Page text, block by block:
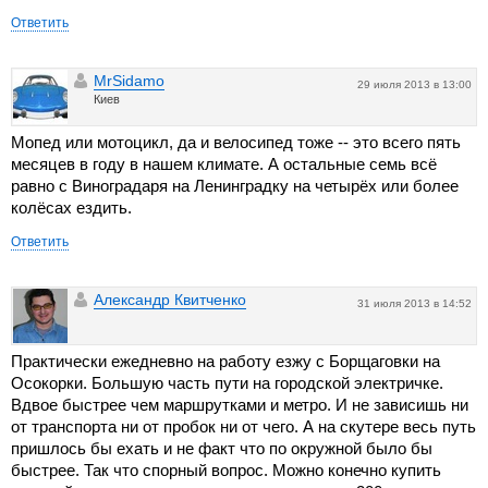
Ответить
29 июля 2013 в 13:00
MrSidamo
Киев
Мопед или мотоцикл, да и велосипед тоже -- это всего пять
месяцев в году в нашем климате. А остальные семь всё
равно с Виноградаря на Ленинградку на четырёх или более
колёсах ездить.
Ответить
31 июля 2013 в 14:52
Александр Квитченко
Практически ежедневно на работу езжу с Борщаговки на
Осокорки. Большую часть пути на городской электричке.
Вдвое быстрее чем маршрутками и метро. И не зависишь ни
от транспорта ни от пробок ни от чего. А на скутере весь путь
пришлось бы ехать и не факт что по окружной было бы
быстрее. Так что спорный вопрос. Можно конечно купить